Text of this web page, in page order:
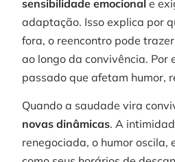
sensibilidade emocionale
adaptação. Isso explica por
fora, o reencontro pode
ao longo da convivência. Por
passado que afetam humor,
Quando a saudade vira
novas dinâmicas. A
renegociada, o humor oscila,